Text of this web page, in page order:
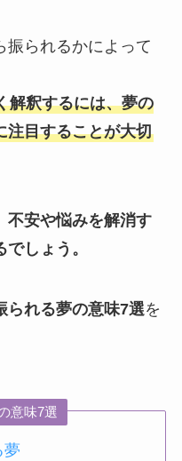
振られるかによって
解釈するには、夢の
注目することが大切
不安や悩みを解消す
しょう。
られる夢の意味7選を
意味7選
夢